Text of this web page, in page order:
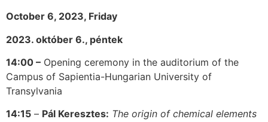
October 6, 2023, Friday
2023. október 6., péntek
14:00 – Opening ceremony in the auditorium of the
Campus of Sapientia-Hungarian University of
Transylvania
14:15 – Pál Keresztes: The origin of chemical elements